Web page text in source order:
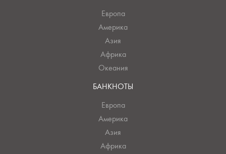
Европа
Америка
Азия
Африка
Океания
БАНКНОТЫ
Европа
Америка
Азия
Африка